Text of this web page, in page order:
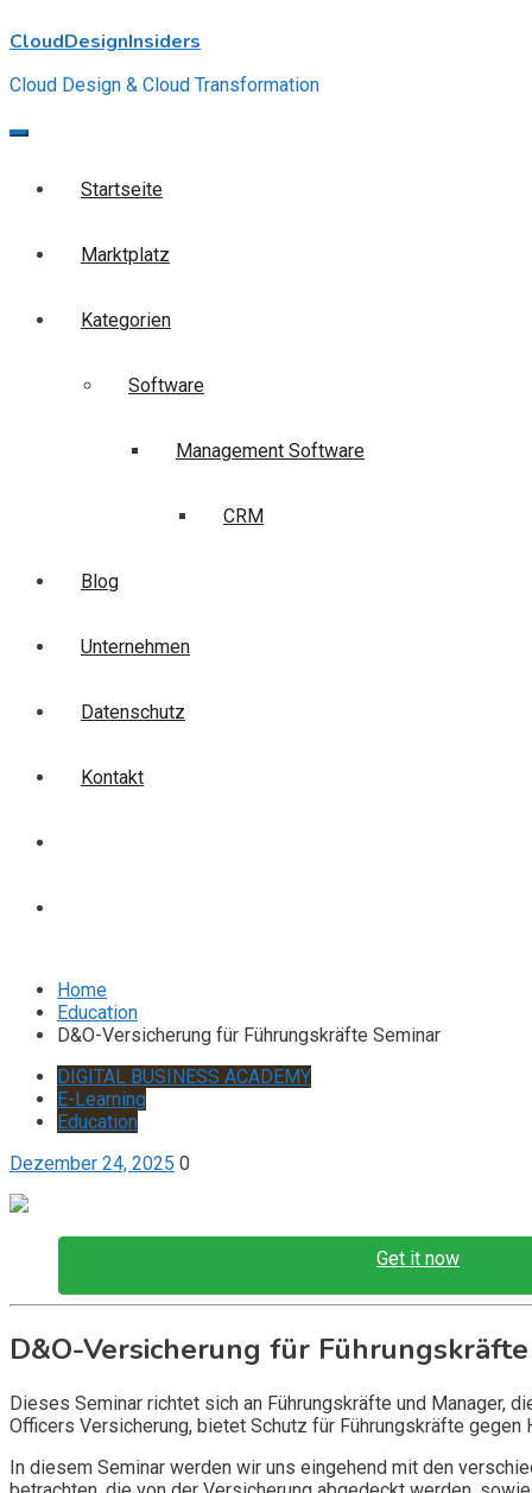
to
CloudDesignInsiders
Cloud Design & Cloud Transformation
Startseite
Marktplatz
Kategorien
Software
Management Software
CRM
Blog
Unternehmen
Datenschutz
Kontakt
Home
Education
D&O-Versicherung für Führungskräfte Seminar
DIGITAL BUSINESS ACADEMY
E-Learning
Education
Dezember 24, 2025 0
Get it now
D&O-Versicherung für
Dieses Seminar richtet sich an Führungskräfte und Manager,
Officers Versicherung, bietet Schutz für Führungskräfte
In diesem Seminar werden wir uns eingehend mit den